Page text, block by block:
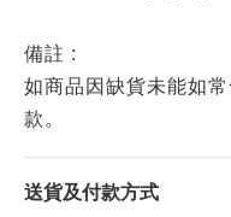
備註 :
如商品因缺貨未能如
款。
送貨及付款方式